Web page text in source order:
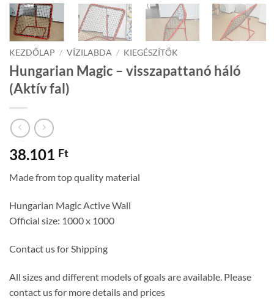
KEZDŐLAP / VÍZILABDA / KIEGÉSZÍTŐK
Hungarian Magic – visszapattanó háló
(Aktív fal)
38.101 Ft
Made from top quality material
Hungarian Magic Active Wall
Official size: 1000 x 1000
Contact us for Shipping
All sizes and different models of goals are available. Please
contact us for more details and prices